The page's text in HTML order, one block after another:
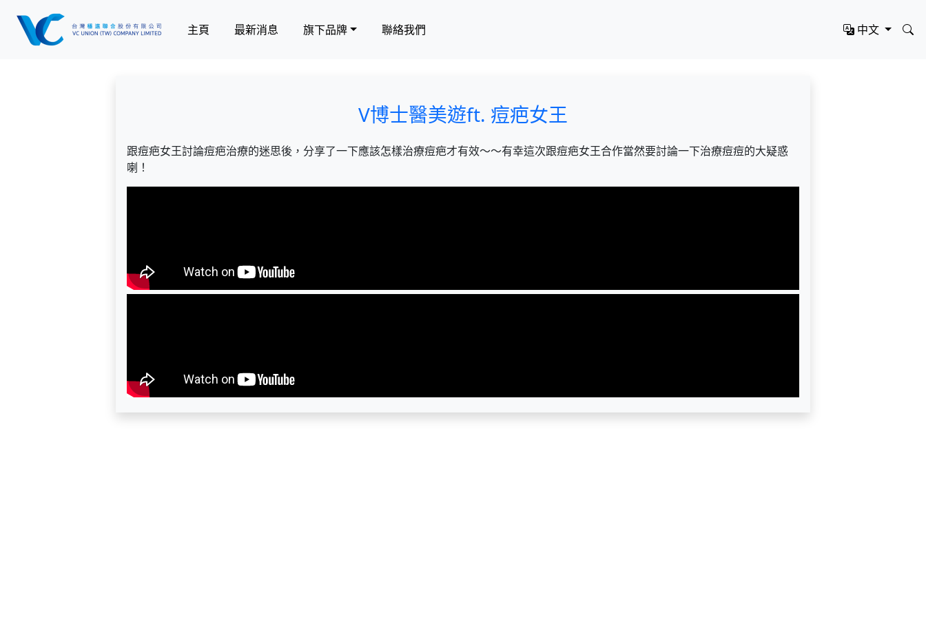
主頁 最新消息 旗下品牌 聯絡我們 中文
V博士醫美遊ft. 痘疤女王
跟痘疤女王討論痘疤治療的迷思後，分享了一下應該怎樣治療痘疤才有效～～有幸這次跟痘疤女王合作當然要討論一下治療痘痘的大疑惑
喇！